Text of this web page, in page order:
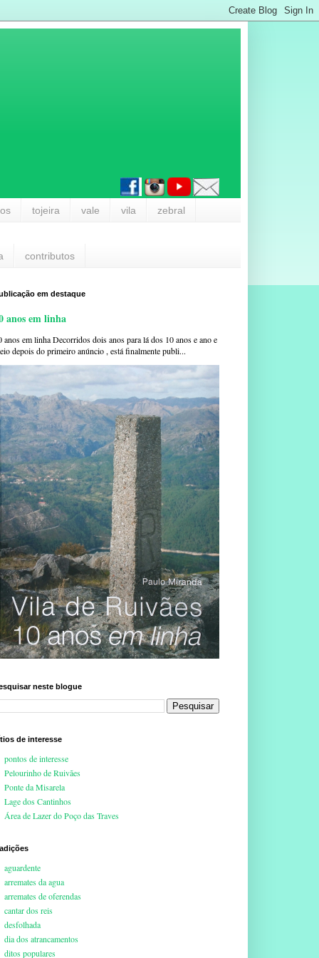
tojeira vale vila zebral
contributos
em destaque
anos em linha
anos em linha Decorridos dois anos para lá dos 10 anos e ano e
depois do primeiro anúncio , está finalmente publi...
neste blogue
de interesse
pontos de interesse
Pelourinho de Ruivães
Ponte da Misarela
Lage dos Cantinhos
Área de Lazer do Poço das Traves
aguardente
arremates da agua
arremates de oferendas
cantar dos reis
desfolhada
dia dos atrancamentos
ditos populares